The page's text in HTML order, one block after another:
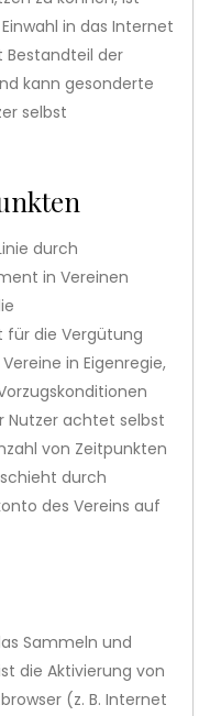
in das Internet
Bestandteil der
kann gesonderte
selbst
durch
in Vereinen
die Vergütung
in Eigenregie,
Nutzer achtet selbst
von Zeitpunkten
durch
des Vereins auf
Sammeln und
die Aktivierung von
(z. B. Internet